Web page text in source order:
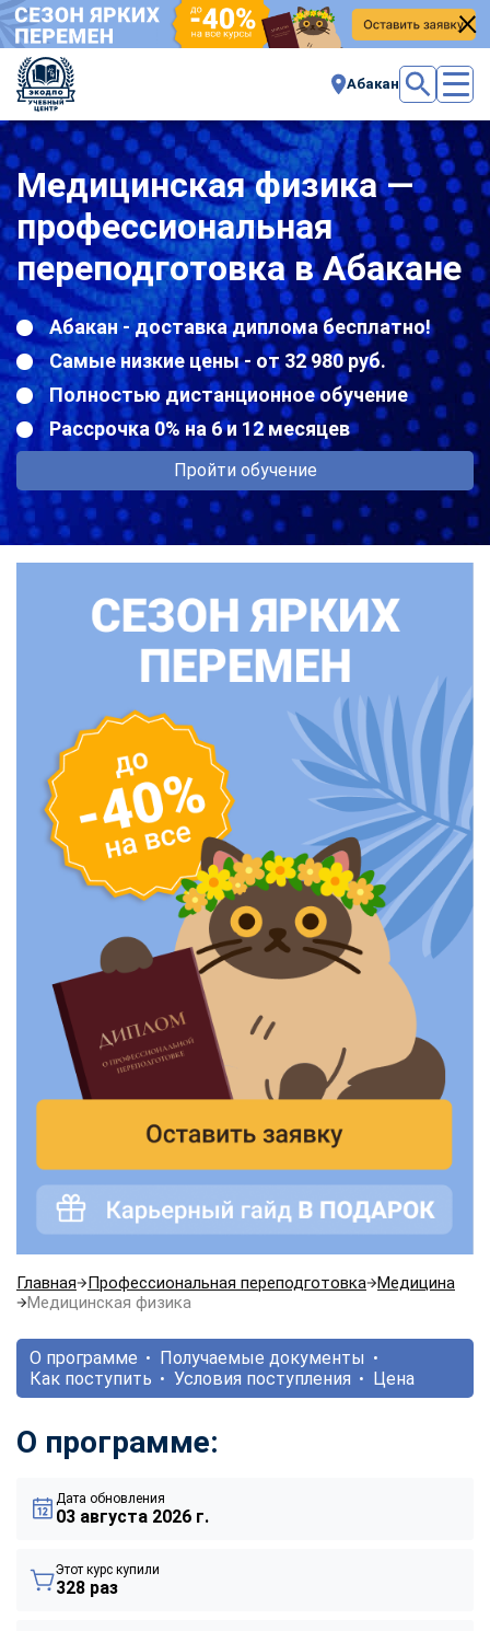
Абакан
Медицинская физика —
профессиональная
переподготовка в Абакане
Абакан - доставка диплома бесплатно!
Самые низкие цены - от 32 980 руб.
Полностью дистанционное обучение
Рассрочка 0% на 6 и 12 месяцев
Пройти обучение
Главная Профессиональная переподготовка Медицина
Медицинская физика
О программе
Получаемые документы
Как поступить
Условия поступления Цена
О программе:
Дата обновления
03 августа 2026 г.
Этот курс купили
328 раз